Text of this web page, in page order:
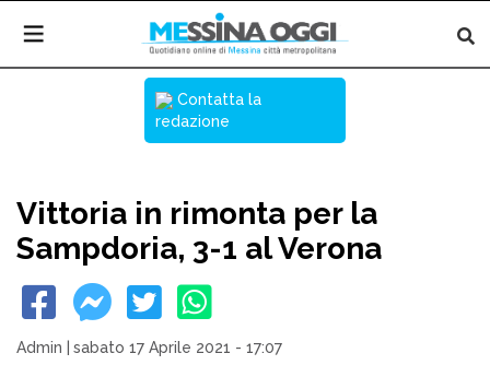
Contatta la
redazione
Vittoria in rimonta per la
Sampdoria, 3-1 al Verona
Admin sabato 17 Aprile 2021 - 17:07